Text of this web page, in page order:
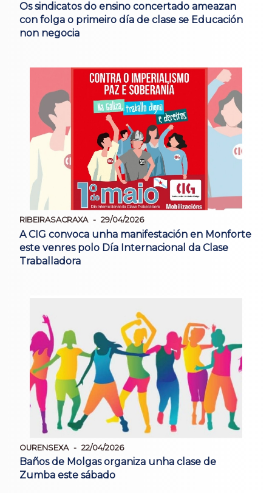
Os sindicatos do ensino concertado ameazan
con folga o primeiro día de clase se Educación
non negocia
RIBEIRASACRAXA 29/04/2026
A CIG convoca unha manifestación en Monforte
este venres polo Día Internacional da Clase
Traballadora
OURENSEXA 22/04/2026
Baños de Molgas organiza unha clase de
Zumba este sábado